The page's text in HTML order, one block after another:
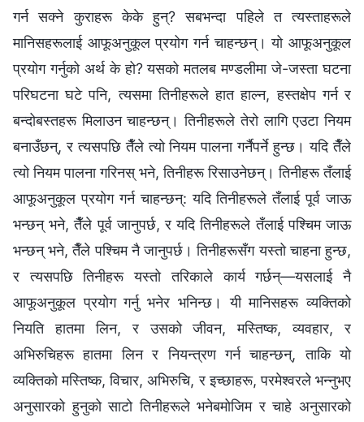
गर्न सक्ने कुराहरू केके हुन्? सबभन्दा पहिले त त्यस्ताहरूले
मानिसहरूलाई आफूअनुकूल प्रयोग गर्न चाहन्छन्। यो आफूअनुकूल
प्रयोग गर्नुको अर्थ के हो? यसको मतलब मण्डलीमा जे-जस्ता घटना
परिघटना घटे पनि, त्यसमा तिनीहरूले हात हाल्न, हस्तक्षेप गर्न र
बन्दोबस्तहरू मिलाउन चाहन्छन्। तिनीहरूले तेरो लागि एउटा नियम
बनाउँछन्, र त्यसपछि तैँले त्यो नियम पालना गर्नैपर्ने हुन्छ। यदि तैँले
त्यो नियम पालना गरिनस् भने, तिनीहरू रिसाउनेछन्। तिनीहरू तँलाई
आफूअनुकूल प्रयोग गर्न चाहन्छन्: यदि तिनीहरूले तँलाई पूर्व जाऊ
भन्छन् भने, तैँले पूर्व जानुपर्छ, र यदि तिनीहरूले तँलाई पश्‍चिम जाऊ
भन्छन् भने, तैँले पश्‍चिम नै जानुपर्छ। तिनीहरूसँग यस्तो चाहना हुन्छ,
र त्यसपछि तिनीहरू यस्तो तरिकाले कार्य गर्छन्—यसलाई नै
आफूअनुकूल प्रयोग गर्नु भनेर भनिन्छ। यी मानिसहरू व्यक्तिको
नियति हातमा लिन, र उसको जीवन, मस्तिष्क, व्यवहार, र
अभिरुचिहरू हातमा लिन र नियन्त्रण गर्न चाहन्छन्, ताकि यो
व्यक्तिको मस्तिष्क, विचार, अभिरुचि, र इच्छाहरू, परमेश्‍वरले भन्नुभए
अनुसारको हुनुको साटो तिनीहरूले भनेबमोजिम र चाहे अनुसारको